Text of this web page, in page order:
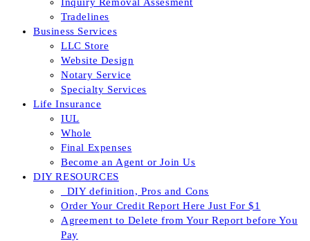
Tradelines
Business Services
LLC Store
Website Design
Notary Service
Specialty Services
Life Insurance
IUL
Whole
Final Expenses
Become an Agent or Join Us
DIY RESOURCES
_DIY definition, Pros and Cons
Order Your Credit Report Here Just For $1
Agreement to Delete from Your Report before You
Pay